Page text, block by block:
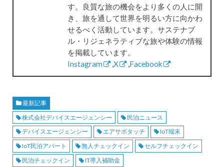
す。良質な旅の機会をより多くの人に開
き、旅を通して世界を明るい方に向かわ
せるべく活動しています。サステナブ
ル・リジェネラティブな旅や体験の情報
を掲載しています。
Instagram
,X ,Facebook
最新記事
株式会社デバイスエージェンシー
民泊ニュース
デバイスエージェンシー
エアサポタッチ
IoT端末
IoT民泊アパート
無人チェックイン
セルフチェックイン
民泊チェックイン
IT導入補助金